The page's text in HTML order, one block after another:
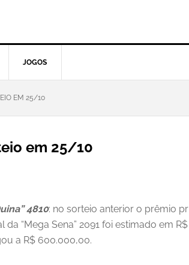
JOGOS
EM 25/10
em 25/10
4810: no sorteio anterior o prêmio
“Mega Sena” 2091 foi estimado em
a R$ 600.000,00.